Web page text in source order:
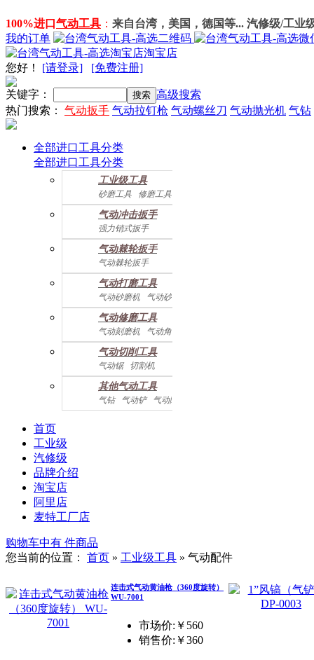
100%进口 气动工具 ： 来自台湾，美国，德国等... 汽修级/工业
我的订单
淘宝店
您好 ！ [请登录] [免费注册]
关键字：
高级搜索
热门搜索： 气动扳手 气动拉钉枪 气动螺丝刀 气动抛光机 气钻
全部进口工具分类
全部进口工具分类
工业级工具
砂磨工具
修磨工具
建筑工具 气动螺丝起子
气动配件
气动冲击扳手
强力销式扳手
双鎚打式扳手
双环锤打式扳手
强力冲击扳手
迷你冲击扳手
直角式冲击扭力扳手
气动棘轮扳手
气动棘轮扳手
迷你棘轮扳手
气动打磨工具
气动砂磨机
气动砂带机
气动抛光机 胎磨/除胶机
气动修磨工具
气动刻磨机 气动角磨机
气动切削工具
气动锯 切割机
气动曲线剪
其他气动工具
气钻 气动铲 气动除锈机
气动拉钉机 气动喷漆枪
首页
工业级
汽修级
品牌介绍
淘宝店
阿里店
麦特工厂店
购物车中有 件商品
您当前的位置： 首页 » 工业级工具 » 气动配件
连击式气动黄油枪（360度旋转）
WU-7001
市场价:￥560
销售价: ￥360